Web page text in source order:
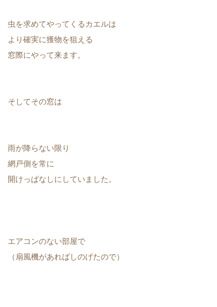
虫を求めてやってくるカエルは
より確実に獲物を狙える
窓際にやって来ます。
そしてその窓は
雨が降らない限り
網戸側を常に
開けっぱなしにしていました。
エアコンのない部屋で
（扇風機があればしのげたので）